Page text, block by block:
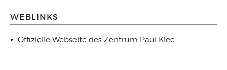
WEBLINKS
Offizielle Webseite des Zentrum Paul Klee